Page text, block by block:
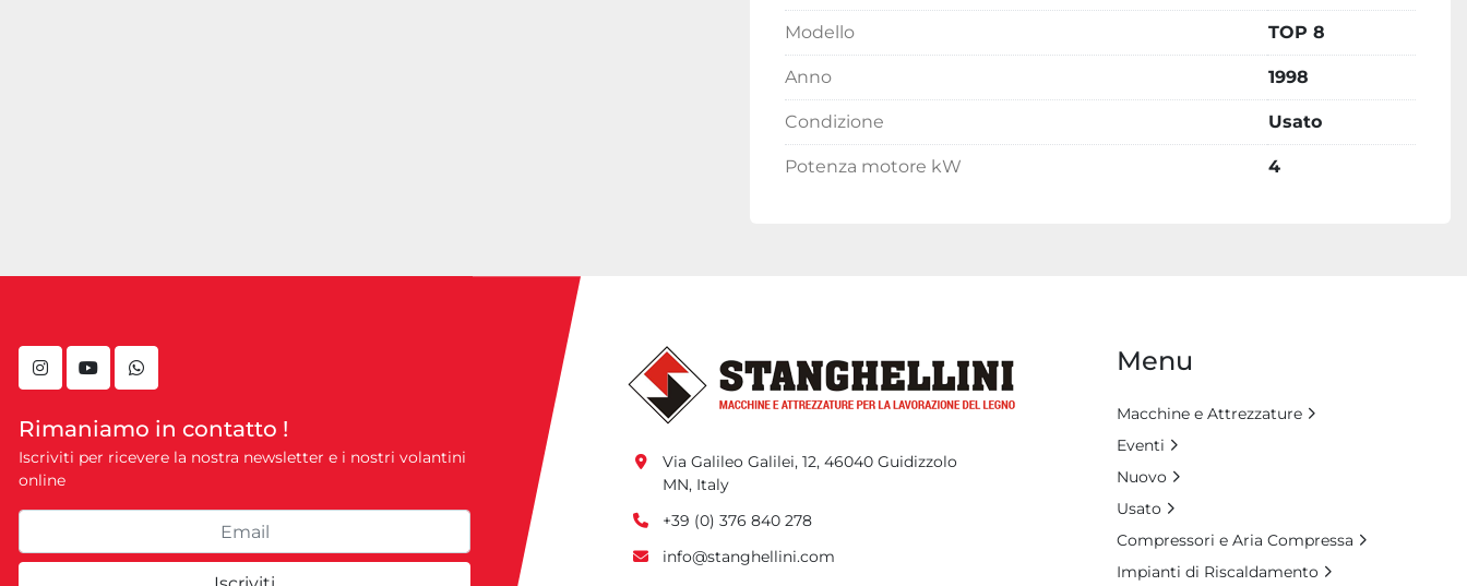
Modello TOP 8
Anno 1998
Condizione Usato
Potenza motore kW 4
instagramyoutubewhatsapp
Rimaniamo in contatto !
Iscriviti per ricevere la nostra newsletter e i nostri volantini
online
Via Galileo Galilei, 12, 46040 Guidizzolo
MN, Italy
+39 (0) 376 840 278
info@stanghellini.com
Menu
Macchine e Attrezzature
Eventi
Nuovo
Usato
Compressori e Aria Compressa
Impianti di Riscaldamento